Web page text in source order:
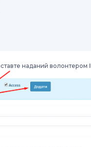
наданий волонтером